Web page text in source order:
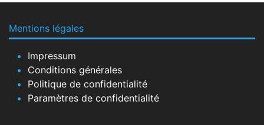
Mentions légales
Impressum
Conditions générales
Politique de confidentialité
Paramètres de confidentialité